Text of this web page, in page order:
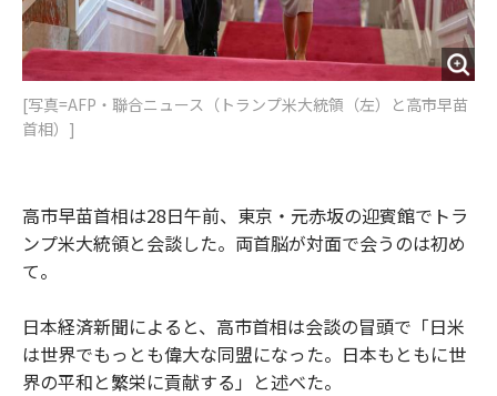
[写真=AFP・聯合ニュース（トランプ米大統領（左）と高市早苗
首相）]
高市早苗首相は28日午前、東京・元赤坂の迎賓館でトラ
ンプ米大統領と会談した。両首脳が対面で会うのは初め
て。
日本経済新聞によると、高市首相は会談の冒頭で「日米
は世界でもっとも偉大な同盟になった。日本もともに世
界の平和と繁栄に貢献する」と述べた。